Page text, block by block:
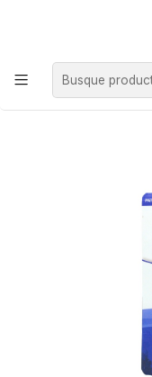
Snack Paté Deli